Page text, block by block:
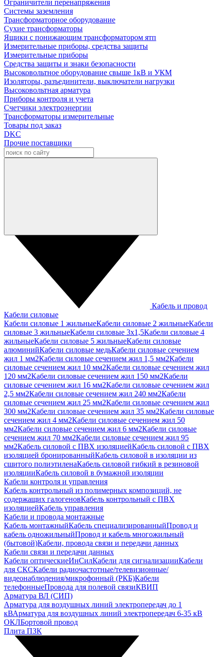
Ограничители перенапряжения
Системы заземления
Трансформаторное оборудование
Сухие трансформаторы
Ящики с понижающим трансформатором ятп
Измерительные приборы, средства защиты
Измерительные приборы
Средства защиты и знаки безопасности
Высоковольтное оборудование свыше 1кВ и УКМ
Изоляторы, разъединители, выключатели нагрузки
Высоковольтная арматура
Приборы контроля и учета
Счетчики электроэнергии
Трансформаторы измерительные
Товары под заказ
DKC
Прочие поставщики
Кабель и провод
Кабели силовые
Кабели силовые 1 жильныеКабели силовые 2 жильныеКабели
силовые 3 жильныеКабели силовые 3х1,5Кабели силовые 4
жильныеКабели силовые 5 жильныеКабели силовые
алюминийКабели силовые медьКабели силовые сечением
жил 1 мм2Кабели силовые сечением жил 1,5 мм2Кабели
силовые сечением жил 10 мм2Кабели силовые сечением жил
120 мм2Кабели силовые сечением жил 150 мм2Кабели
силовые сечением жил 16 мм2Кабели силовые сечением жил
2,5 мм2Кабели силовые сечением жил 240 мм2Кабели
силовые сечением жил 25 мм2Кабели силовые сечением жил
300 мм2Кабели силовые сечением жил 35 мм2Кабели силовые
сечением жил 4 мм2Кабели силовые сечением жил 50
мм2Кабели силовые сечением жил 6 мм2Кабели силовые
сечением жил 70 мм2Кабели силовые сечением жил 95
мм2Кабель силовой с ПВХ изоляциейКабель силовой с ПВХ
изоляцией бронированныйКабель силовой в изоляции из
сшитого полиэтиленаКабель силовой гибкий в резиновой
изоляцииКабель силовой в бумажной изоляции
Кабели контроля и управления
Кабель контрольный из полимерных композиций, не
содержащих галогеновКабель контрольный с ПВХ
изоляциейКабель управления
Кабели и провода монтажные
Кабель монтажныйКабель специализированныйПровод и
кабель одножильныйПровод и кабель многожильный
(бытовой)Кабели, провода связи и передачи данных
Кабели связи и передачи данных
Кабели оптическиеИнСилКабели для сигнализацииКабели
для СКСКабели радиочастотные/телевизионные/
видеонаблюдения/микрофонный (РКБ)Кабели
телефонныеПровода для полевой связиКВИП
Арматура ВЛ (СИП)
Арматура для воздушных линий электропередач до 1
кВАрматура для воздушных линий электропередач 6-35 кВ
ОКЛБортовой провод
Плита ПЗК